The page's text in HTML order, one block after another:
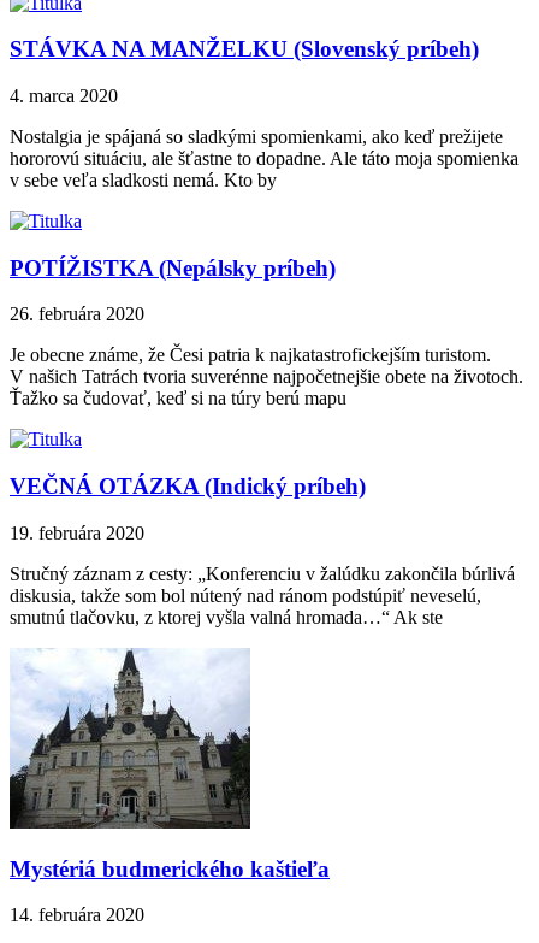
STÁVKA NA MANŽELKU (Slovenský príbeh)
4. marca 2020
Nostalgia je spájaná so sladkými spomienkami, ako keď prežijete
hororovú situáciu, ale šťastne to dopadne. Ale táto moja spomienka
v sebe veľa sladkosti nemá. Kto by
POTÍŽISTKA (Nepálsky príbeh)
26. februára 2020
Je obecne známe, že Česi patria k najkatastrofickejším turistom.
V našich Tatrách tvoria suverénne najpočetnejšie obete na životoch.
Ťažko sa čudovať, keď si na túry berú mapu
VEČNÁ OTÁZKA (Indický príbeh)
19. februára 2020
Stručný záznam z cesty: „Konferenciu v žalúdku zakončila búrlivá
diskusia, takže som bol nútený nad ránom podstúpiť neveselú,
smutnú tlačovku, z ktorej vyšla valná hromada…“ Ak ste
Mystériá budmerického kaštieľa
14. februára 2020